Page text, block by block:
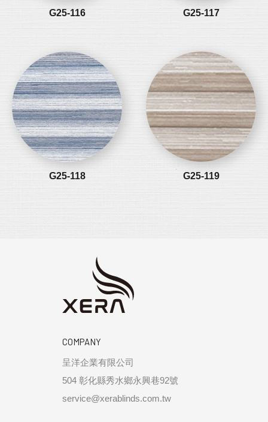
G25-116 G25-117
G25-118 G25-119
COMPANY
呈洋企業有限公司
504 彰化縣秀水鄉永興巷92號
service@xerablinds.com.tw